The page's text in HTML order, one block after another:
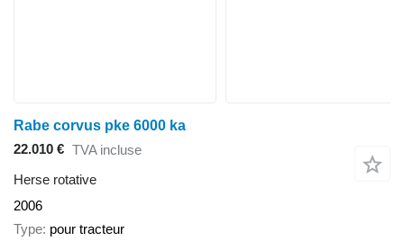
Rabe corvus pke 6000 ka
22.010 € TVA incluse
Herse rotative
2006
Type pour tracteur